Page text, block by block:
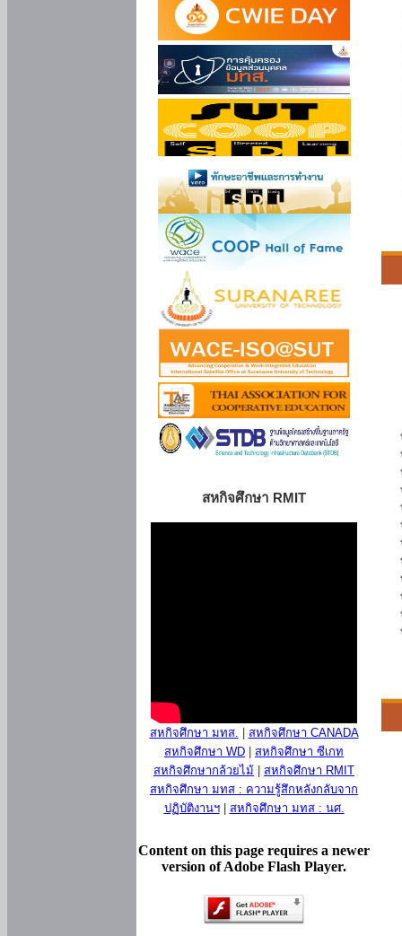
สหกิจศึกษา RMIT
สหกิจศึกษา มทส.
สหกิจศึกษา CANADA
สหกิจศึกษา WD
สหกิจศึกษา ซีเกท
สหกิจศึกษากล้วยไม้
สหกิจศึกษา RMIT
สหกิจศึกษา มทส : ความรู้สึกหลังกลับจาก
ปฏิบัติงานฯ| สหกิจศึกษา มทส : นศ.
Content on this page requires a newer
version of Adobe Flash Player.